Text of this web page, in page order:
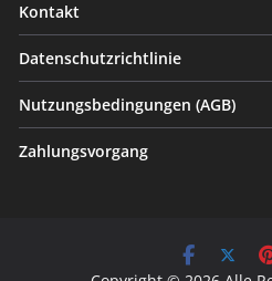
Kontakt
Datenschutzrichtlinie
Nutzungsbedingungen (AGB)
Zahlungsvorgang